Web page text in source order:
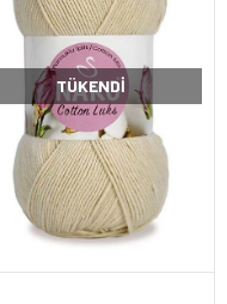
TÜKENDI